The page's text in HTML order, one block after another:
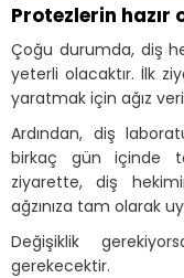
Protezlerin hazır
Çoğu durumda, diş
yeterli olacaktır. İlk
yaratmak için ağız
Ardından, diş
birkaç gün içinde
ziyarette, diş
ağzınıza tam olarak
Değişiklik
gerekecektir.